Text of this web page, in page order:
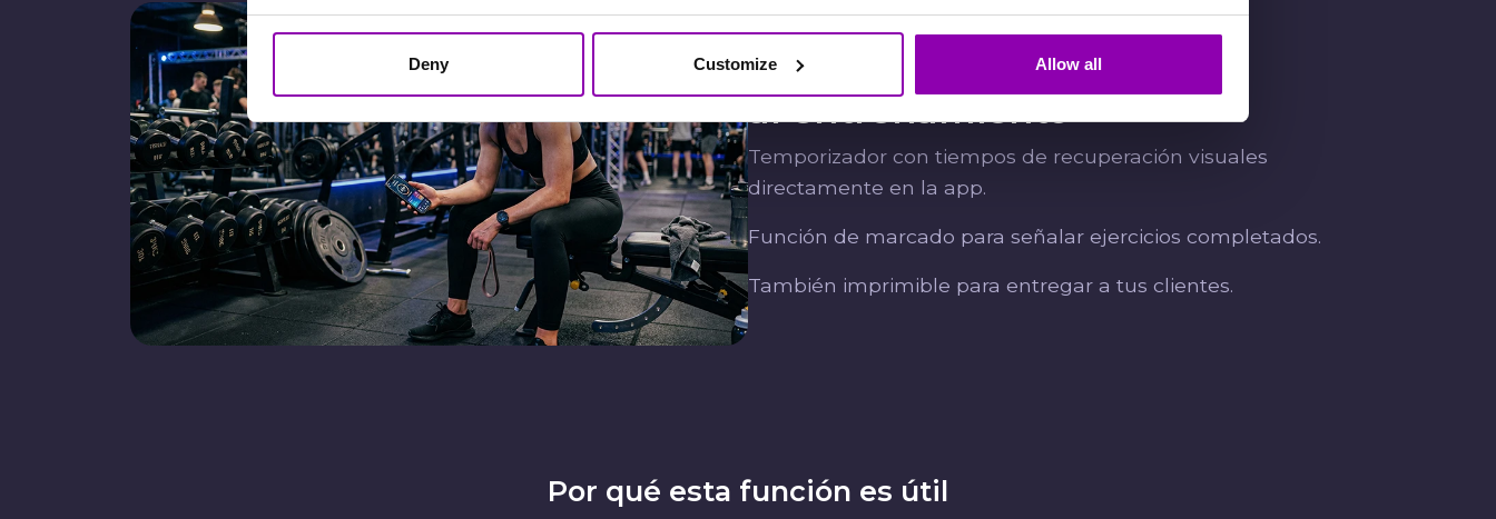
Deny Customize Allow all
Funciones que ayudan
al entrenamiento
Temporizador con tiempos de recuperación visuales
directamente en la app.
Función de marcado para señalar ejercicios completados.
También imprimible para entregar a tus clientes.
Por qué esta función es útil